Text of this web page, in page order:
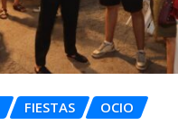
FIESTAS OCIO